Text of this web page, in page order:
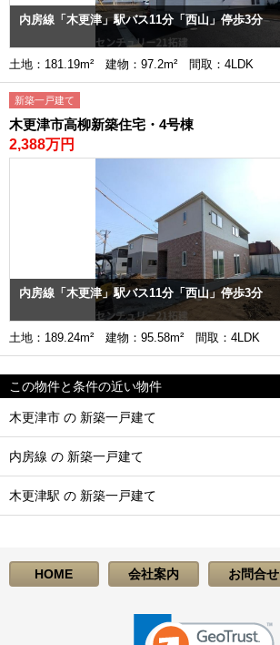
内房線「木更津」駅バス11分「西山」停歩3分
土地：181.19m² 建物：97.2m² 間取：4LDK
新築一戸建て
木更津市高柳新築住宅・4号棟
2,388万円
内房線「木更津」駅バス11分「西山」停歩3分
土地：189.24m² 建物：95.58m² 間取：4LDK
この物件と条件の近い物件
木更津市 の 新築一戸建て
内房線 の 新築一戸建て
木更津駅 の 新築一戸建て
HOME 会社案内 お問合せ